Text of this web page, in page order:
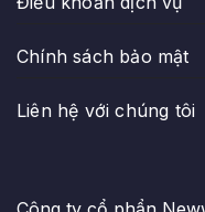
Chính sách bảo mật
Liên hệ với chúng tôi